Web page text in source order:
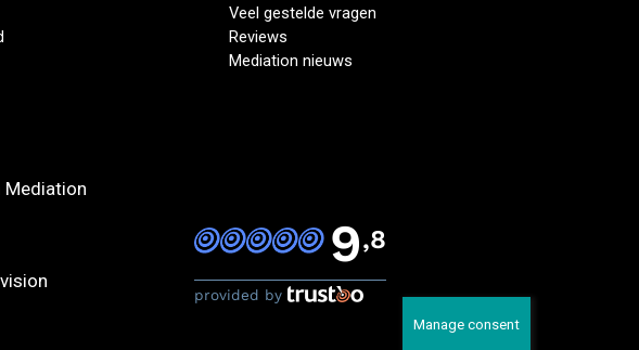
Veel gestelde vragen
Reviews
Mediation nieuws
Mediation
9,8
provided by
Manage consent